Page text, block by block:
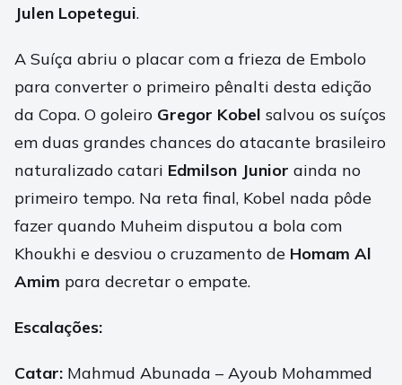
Julen Lopetegui.
A Suíça abriu o placar com a frieza de Embolo
para converter o primeiro pênalti desta edição
da Copa. O goleiro Gregor Kobel salvou os suíços
em duas grandes chances do atacante brasileiro
naturalizado catari Edmilson Junior ainda no
primeiro tempo. Na reta final, Kobel nada pôde
fazer quando Muheim disputou a bola com
Khoukhi e desviou o cruzamento de Homam Al
Amim para decretar o empate.
Escalações:
Catar: Mahmud Abunada – Ayoub Mohammed